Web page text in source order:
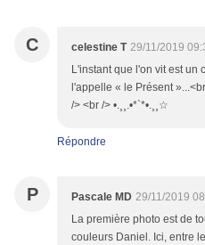
C celestine T 29/11/2019
L'instant que l'on vit est un
l'appelle « le Présent
/> <br /> •.¸¸.•*`*•.¸¸☆
Répondre
P Pascale MD 29/11/2019
La première photo est de
couleurs Daniel. Ici, entre